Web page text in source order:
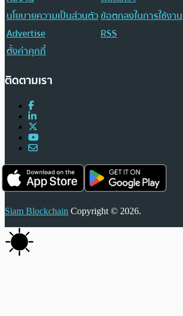
นโยบายความเป็นส่วนตัวข้อตกลงในการใช้งาน
Advertise
RSS
ตั้งค่าคุกกี้
ติดตามเรา
Siam Blockchain Copyright © 2026.